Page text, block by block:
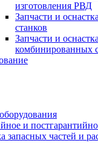
изготовления РВД
Запчасти и
станков
Запчасти и
комбинированных
и
запасных частей и